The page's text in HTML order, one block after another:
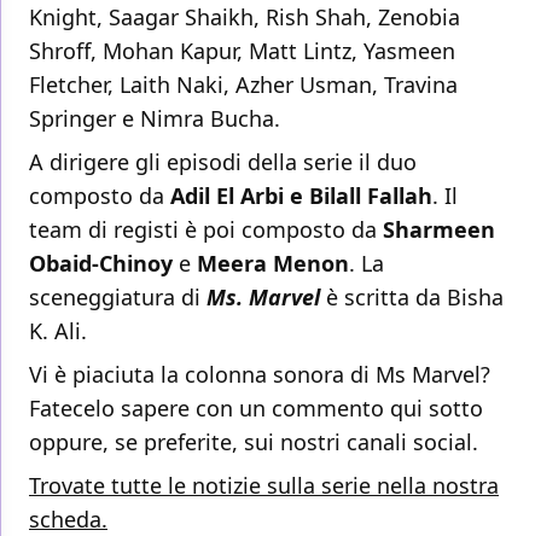
Knight, Saagar Shaikh, Rish Shah, Zenobia
Shroff, Mohan Kapur, Matt Lintz, Yasmeen
Fletcher, Laith Naki, Azher Usman, Travina
Springer e Nimra Bucha.
A dirigere gli episodi della serie il duo
composto da Adil El Arbi e Bilall Fallah. Il
team di registi è poi composto da Sharmeen
Obaid-Chinoy e Meera Menon. La
sceneggiatura di Ms. Marvelè scritta da Bisha
K. Ali.
Vi è piaciuta la colonna sonora di Ms Marvel?
Fatecelo sapere con un commento qui sotto
oppure, se preferite, sui nostri canali social.
Trovate tutte le notizie sulla serie nella nostra
scheda.